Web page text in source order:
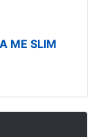
ME SLIM